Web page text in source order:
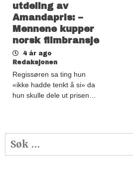
utdeling av
Amandapris: –
Mennene kupper
norsk filmbransje
4 år ago
Redaksjonen
Regissøren sa ting hun
«ikke hadde tenkt å si» da
hun skulle dele ut prisen…
Søk
etter: